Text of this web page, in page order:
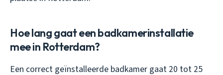
Hoe lang gaat een badkamerinstallatie
mee in Rotterdam?
Een correct geïnstalleerde badkamer gaat 20 tot 25